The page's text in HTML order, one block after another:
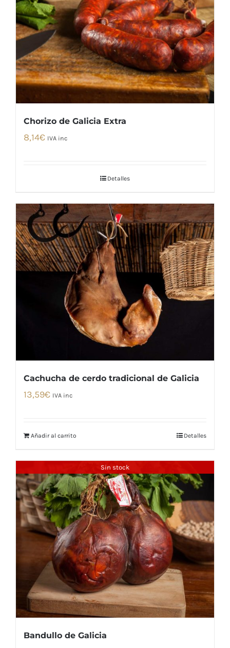
Chorizo de Galicia Extra
8,14€ IVA inc
Detalles
Cachucha de cerdo tradicional de Galicia
13,59€ IVA inc
Añadir al carrito Detalles
Sin stock
Bandullo de Galicia